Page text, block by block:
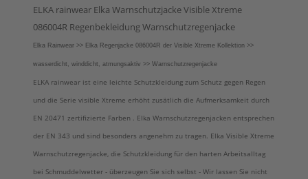
ELKA rainwear Elka Warnschutzjacke Visible Xtreme
086004R Regenbekleidung Warnschutzregenjacke
Elka Rainwear >> Elka Regenjacke 086004R der Visible Xtreme Kollektion >>
wasserdicht, winddicht, atmungsaktiv >> Warnschutzregenjacke
ELKA rainwear ist eine leichte Schutzkleidung zum Schutz gegen Regen
und die Serie visible Xtreme erhöht zusätlich die Aufmerksamkeit durch
EN 20471 zertifizierte Farben . Elka Warnschutzregenjacken entsprechen
der EN 343 und sind besonders angenehm zu tragen. Elka Visible Xtreme
Warnschutzregenjacke, die Schutzkleidung für den harten Arbeitsalltag
bei Schmuddelwetter - überzeugen Sie sich selbst - Wir lassen Sie nicht